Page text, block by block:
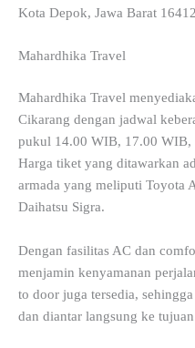
Kota Depok, Jawa Barat
Mahardhika Travel
Mahardhika Travel
Cikarang dengan jadwal
pukul 14.00 WIB, 17.00
Harga tiket yang ditawarkan
armada yang meliputi Toyota
Daihatsu Sigra.
Dengan fasilitas AC dan
menjamin kenyamanan
to door juga tersedia,
dan diantar langsung ke